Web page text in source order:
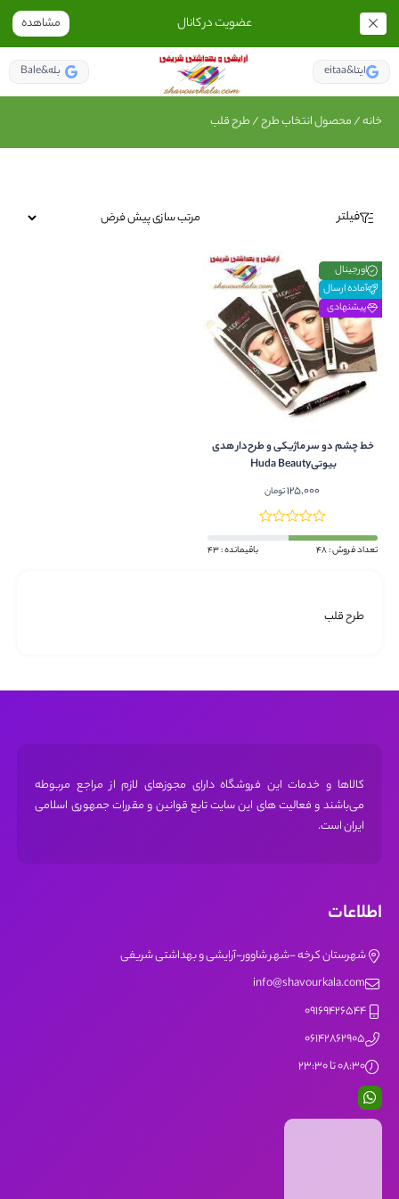
عضویت در کانال مشاهده
eitaa&ایتا Bale&بله
خانه/ محصول انتخاب طرح / طرح قلب
فیلتر
اورجینال
آماده ارسال
پیشنهادی
خط چشم دو سر ماژیکی و طرح‌دار هدی
بیوتیHuda Beauty
125,000تومان
تعداد فروش : 48 باقیمانده : 43
طرح قلب
کالاها و خدمات این فروشگاه دارای مجوز‌های لازم از مراجع مربوطه
می‌باشند و فعالیت های این سایت تابع قوانین و مقررات جمهوری اسلامی
ایران است.
اطلاعات
شهرستان کرخه -شهر شاوور-آرایشی و بهداشتی شریفی
info@shavourkala.com
09169426544
06142862905
08:30 تا 23:30